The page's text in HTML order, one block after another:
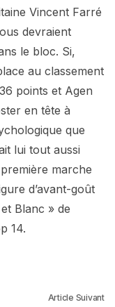
Vincent Farré
devraient
le bloc. Si,
au classement
points et Agen
en tête à
que
lui tout aussi
marche
d’avant-goût
Blanc » de
14.
Article Suivant